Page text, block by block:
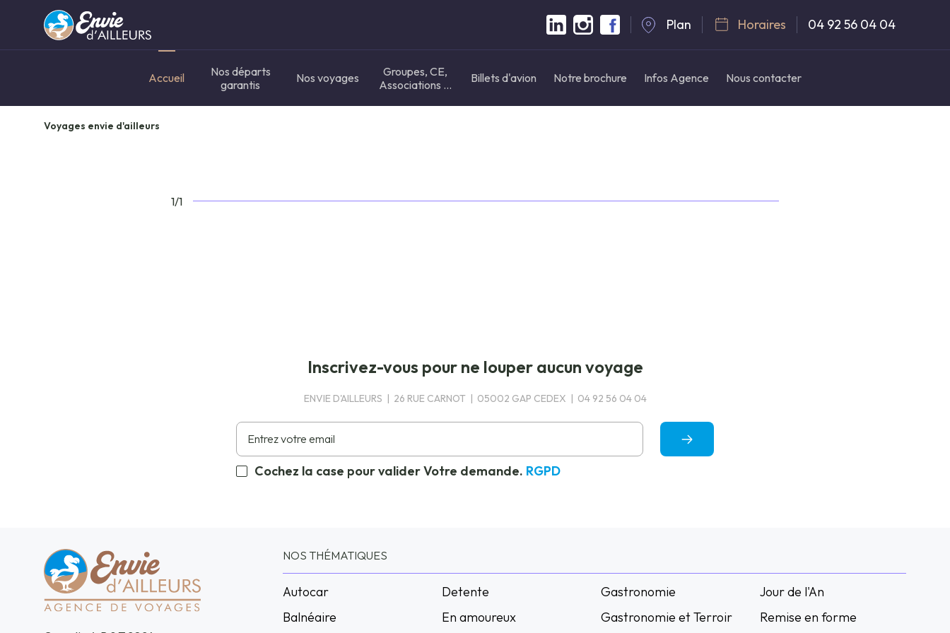
Plan Horaires 04 92 56 04 04
Accueil
Nos départs
garantis
Nos voyages
Groupes, CE,
Associations ...
Billets d'avion Notre brochure Infos Agence Nous contacter
Voyages envie d'ailleurs
1/1
Inscrivez-vous pour ne louper aucun voyage
ENVIE D'AILLEURS | 26 RUE CARNOT | 05002 GAP CEDEX | 04 92 56 04 04
Cochez la case pour valider Votre demande. RGPD
NOS THÉMATIQUES
Autocar
Balnéaire
Detente
En amoureux
Gastronomie
Gastronomie et Terroir
Jour de l'An
Remise en forme